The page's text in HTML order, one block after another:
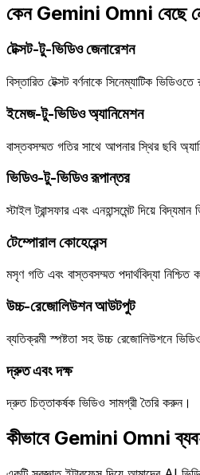
কেন Gemini Omni বেছে
টেক্সট-টু-ভিডিও জেনারেশন
বিস্তারিত টেক্সট বর্ণনাকে সিনেম্যাটিক
ইমেজ-টু-ভিডিও অ্যানিমেশন
বাস্তবসম্মত গতির সাথে আপনার স্থির ছবি
ভিডিও-টু-ভিডিও রূপান্তর
স্টাইল ট্রান্সফার এবং এনহান্সমেন্ট দিয়ে
টেম্পোরাল কোহেরেন্স
মসৃণ গতি এবং বাস্তবসম্মত পদার্থবিদ্যা নিশ্চিত
উচ্চ-রেজোলিউশন আউটপুট
ব্যতিক্রমী স্পষ্টতা সহ উচ্চ রেজোলিউশনে
দ্রুত এবং দক্ষ
দ্রুত চিত্তাকর্ষক ভিডিও সামগ্রী তৈরি করুন।
কীভাবে Gemini Omni